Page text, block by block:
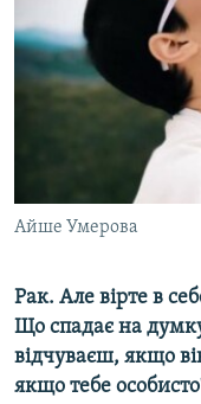
СПЕЦПРОЕКТИ
ДЕПОРТАЦІЯ
ВІДЕОУРОКИ «ELIFBE»
СВІДЧЕННЯ ОКУПАЦІЇ
УКРАЇНСЬКА
ІНФОГРАФІКА
ЯК ОБІЙТИ
ДОЛУЧАЙСЯ!
Усі сайти RFE/RL
Айше Умерова
Рак. Але вірте в
Що спадає на
відчуваєш, якщо
якщо тебе